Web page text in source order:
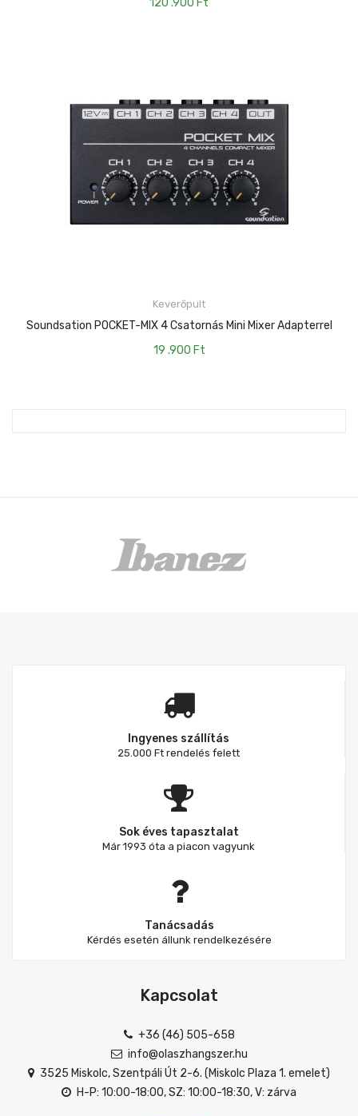
120 .900 Ft
Keverőpult
Soundsation POCKET-MIX 4 Csatornás Mini Mixer Adapterrel
19 .900 Ft
Ingyenes szállítás
25.000 Ft rendelés felett
Sok éves tapasztalat
Már 1993 óta a piacon vagyunk
Tanácsadás
Kérdés esetén állunk rendelkezésére
Kapcsolat
+36 (46) 505-658
info@olaszhangszer.hu
3525 Miskolc, Szentpáli Út 2-6. (Miskolc Plaza 1. emelet)
H-P: 10:00-18:00, SZ: 10:00-18:30, V: zárva